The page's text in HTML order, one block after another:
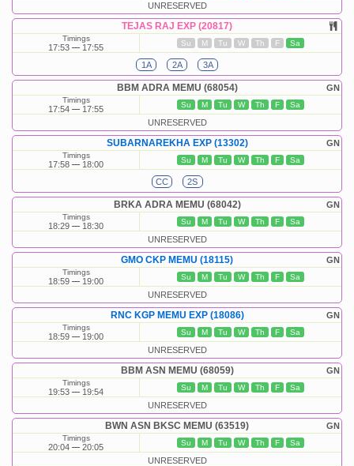
UNRESERVED
TEJAS RAJ EXP (20817)
Timings
17:53 17:55 Su M Tu W Th F Sa
1A 2A 3A
GN
BBM ADRA MEMU (68054)
Timings
17:54 17:55 Su M Tu W Th F Sa
UNRESERVED
GN
SUBARNAREKHA EXP (13302)
Timings
17:58 18:00 Su M Tu W Th F Sa
CC 2S
GN
BRKA ADRA MEMU (68042)
Timings
18:29 18:30 Su M Tu W Th F Sa
UNRESERVED
GN
GMO CKP MEMU (18115)
Timings
18:59 19:00 Su M Tu W Th F Sa
UNRESERVED
GN
RNC KGP MEMU EXP (18086)
Timings
18:59 19:00 Su M Tu W Th F Sa
UNRESERVED
GN
BBM ASN MEMU (68059)
Timings
19:53 19:54 Su M Tu W Th F Sa
UNRESERVED
GN
BWN ASN BKSC MEMU (63519)
Timings
20:04 20:05 Su M Tu W Th F Sa
UNRESERVED